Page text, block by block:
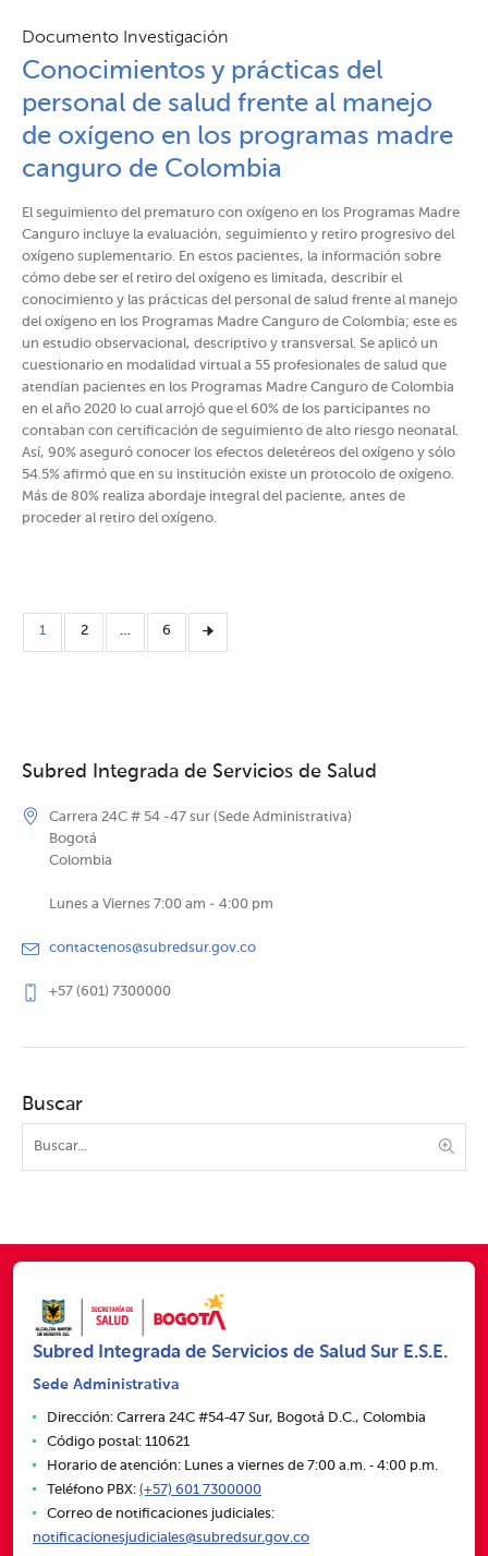
Documento Investigación
Conocimientos y prácticas del
personal de salud frente al manejo
de oxígeno en los programas madre
canguro de Colombia
El seguimiento del prematuro con oxígeno en los Programas Madre
Canguro incluye la evaluación, seguimiento y retiro progresivo del
oxígeno suplementario. En estos pacientes, la información sobre
cómo debe ser el retiro del oxígeno es limitada, describir el
conocimiento y las prácticas del personal de salud frente al manejo
del oxígeno en los Programas Madre Canguro de Colombia; este es
un estudio observacional, descriptivo y transversal. Se aplicó un
cuestionario en modalidad virtual a 55 profesionales de salud que
atendían pacientes en los Programas Madre Canguro de Colombia
en el año 2020 lo cual arrojó que el 60% de los participantes no
contaban con certificación de seguimiento de alto riesgo neonatal.
Así, 90% aseguró conocer los efectos deletéreos del oxígeno y sólo
54.5% afirmó que en su institución existe un protocolo de oxígeno.
Más de 80% realiza abordaje integral del paciente, antes de
proceder al retiro del oxígeno.
1 2 … 6
Subred Integrada de Servicios de Salud
Carrera 24C # 54 -47 sur (Sede Administrativa)
Bogotá
Colombia
Lunes a Viernes 7:00 am - 4:00 pm
contactenos@subredsur.gov.co
+57 (601) 7300000
Buscar
Subred Integrada de Servicios de Salud Sur E.S.E.
Sede Administrativa
Dirección: Carrera 24C #54‑47 Sur, Bogotá D.C., Colombia
Código postal: 110621
Horario de atención: Lunes a viernes de 7:00 a.m. ‑ 4:00 p.m.
Teléfono PBX: (+57) 601 7300000
Correo de notificaciones judiciales:
notificacionesjudiciales@subredsur.gov.co